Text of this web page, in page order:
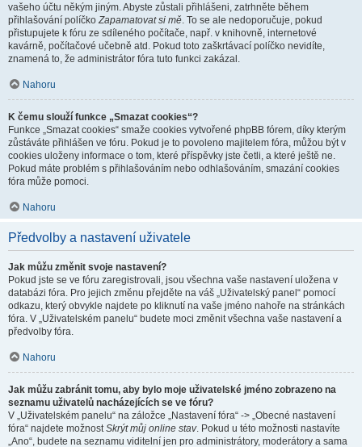
vašeho účtu někým jiným. Abyste zůstali přihlášeni, zatrhněte během
přihlašování políčkoZapamatovat si mě. To se ale nedoporučuje, pokud
přistupujete k fóru ze sdíleného počítače, např. v knihovně, internetové
kavárně, počítačové učebně atd. Pokud toto zaškrtávací políčko nevidíte,
znamená to, že administrátor fóra tuto funkci zakázal.
Nahoru
K čemu slouží funkce „Smazat cookies“?
Funkce „Smazat cookies“ smaže cookies vytvořené phpBB fórem, díky kterým
zůstáváte přihlášen ve fóru. Pokud je to povoleno majitelem fóra, můžou být v
cookies uloženy informace o tom, které příspěvky jste četli, a které ještě ne.
Pokud máte problém s přihlašováním nebo odhlašováním, smazání cookies
fóra může pomoci.
Nahoru
Předvolby a nastavení uživatele
Jak můžu změnit svoje nastavení?
Pokud jste se ve fóru zaregistrovali, jsou všechna vaše nastavení uložena v
databázi fóra. Pro jejich změnu přejděte na váš „Uživatelský panel“ pomocí
odkazu, který obvykle najdete po kliknutí na vaše jméno nahoře na stránkách
fóra. V „Uživatelském panelu“ budete moci změnit všechna vaše nastavení a
předvolby fóra.
Nahoru
Jak můžu zabránit tomu, aby bylo moje uživatelské jméno zobrazeno na
seznamu uživatelů nacházejících se ve fóru?
V „Uživatelském panelu“ na záložce „Nastavení fóra“ -> „Obecné nastavení
fóra“ najdete možnostSkrýt můj online stav. Pokud u této možnosti nastavíte
„Ano“, budete na seznamu viditelní jen pro administrátory, moderátory a sama